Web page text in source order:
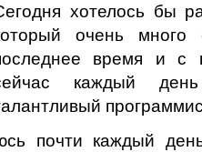
хотелось бы
очень
время и с
каждый
почти каждый